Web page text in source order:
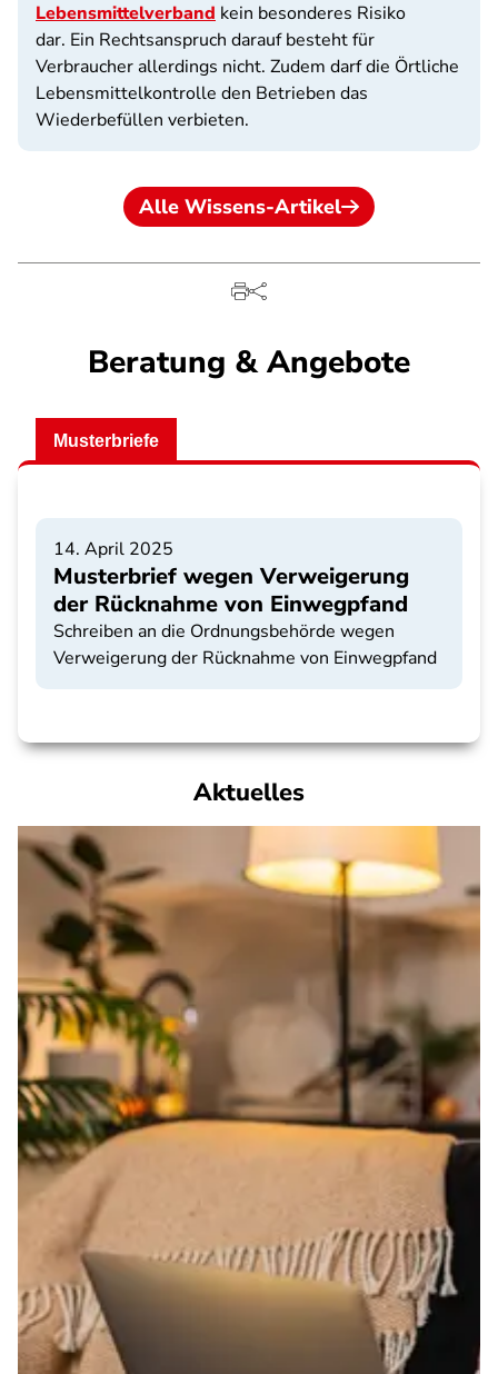
Lebensmittelverband kein besonderes Risiko
dar. Ein Rechtsanspruch darauf besteht für
Verbraucher allerdings nicht. Zudem darf die Örtliche
Lebensmittelkontrolle den Betrieben das
Wiederbefüllen verbieten.
Alle Wissens-Artikel
Beratung & Angebote
Musterbriefe
14. April 2025
Musterbrief wegen Verweigerung
der Rücknahme von Einwegpfand
Schreiben an die Ordnungsbehörde wegen
Verweigerung der Rücknahme von Einwegpfand
Aktuelles